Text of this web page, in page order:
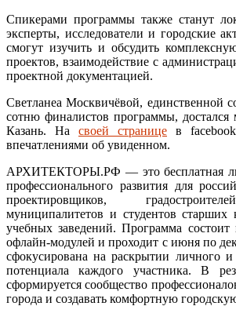
Спикерами программы также станут
эксперты, исследователи и городские
смогут изучить и обсудить
проектов, взаимодействие с
проектной документацией.
Светланеа Москвичёвой, единственной
сотню финалистов программы,
Казань. На своей странице в
впечатлениями об увиденном.
АРХИТЕКТОРЫ.РФ — это бесплатная
профессионального развития для
проектировщиков,
муниципалитетов и студентов старших
учебных заведений. Программа состоит
офлайн-модулей и проходит с июня по
сфокусирована на раскрытии личного и
потенциала каждого участника. В
сформируется сообщество
города и создавать комфортную